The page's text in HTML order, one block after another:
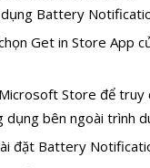
Battery
Get in Store App
Store để truy
dụng bên ngoài trình
đặt Battery